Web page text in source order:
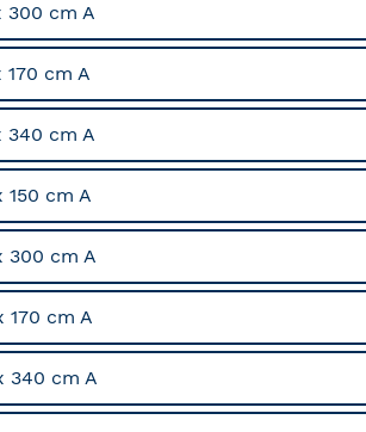
300 cm A
cm A
340 cm A
150 cm A
300 cm A
170 cm A
340 cm A